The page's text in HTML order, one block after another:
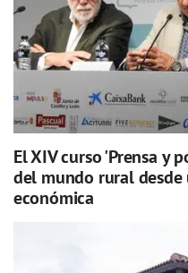
El XIV curso 'Prensa y
del mundo rural
económica